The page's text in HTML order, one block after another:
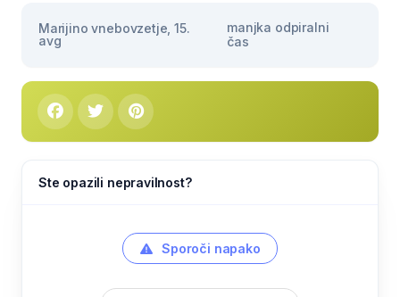
Marijino vnebovzetje, 15.
avg
manjka odpiralni
čas
Ste opazili nepravilnost?
Sporoči napako